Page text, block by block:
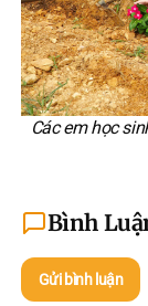
Các em học
Bình
Gửi bình luận